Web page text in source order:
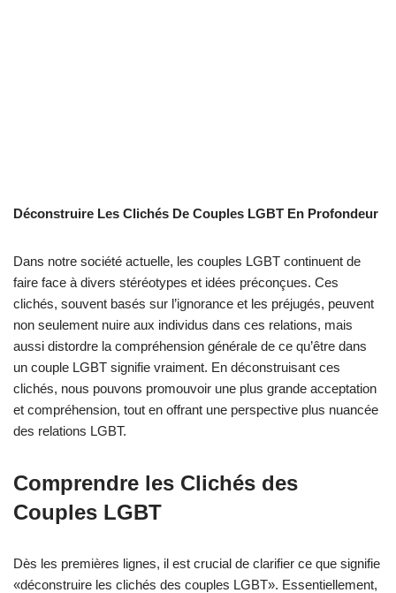
Déconstruire Les Clichés De Couples LGBT En Profondeur
Dans notre société actuelle, les couples LGBT continuent de
faire face à divers stéréotypes et idées préconçues. Ces
clichés, souvent basés sur l’ignorance et les préjugés, peuvent
non seulement nuire aux individus dans ces relations, mais
aussi distordre la compréhension générale de ce qu’être dans
un couple LGBT signifie vraiment. En déconstruisant ces
clichés, nous pouvons promouvoir une plus grande acceptation
et compréhension, tout en offrant une perspective plus nuancée
des relations LGBT.
Comprendre les Clichés des
Couples LGBT
Dès les premières lignes, il est crucial de clarifier ce que signifie
«déconstruire les clichés des couples LGBT». Essentiellement,